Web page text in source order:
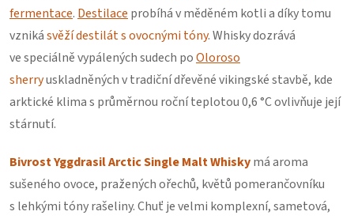
fermentace. Destilace probíhá v měděném kotli a díky tomu
vznikásvěží destilát s ovocnými tóny. Whisky dozrává
ve speciálně vypálených sudech poOloroso
sherryuskladněných v tradiční dřevěné vikingské stavbě, kde
arktické klima s průměrnou roční teplotou 0,6 °C ovlivňuje její
stárnutí.
Bivrost Yggdrasil Arctic Single Malt Whiskymá aroma
sušeného ovoce, pražených ořechů, květů pomerančovníku
s lehkými tóny rašeliny. Chuť je velmi komplexní, sametová,